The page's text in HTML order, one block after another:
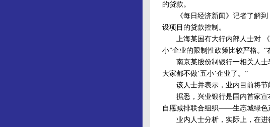
的贷款。
《每日经济新闻》记者了解到
设项目的贷款控制。
上海某国有大行内部人士对 《
小”企业的限制性政策比较严格。
南京某股份制银行一相关人士
大家都不做‘五小’企业了。”
该人士并表示，业内目前将节
据悉，兴业银行是国内首家宣
自愿减排联合组织——生态城绿色
业内人士分析，实际上，在进